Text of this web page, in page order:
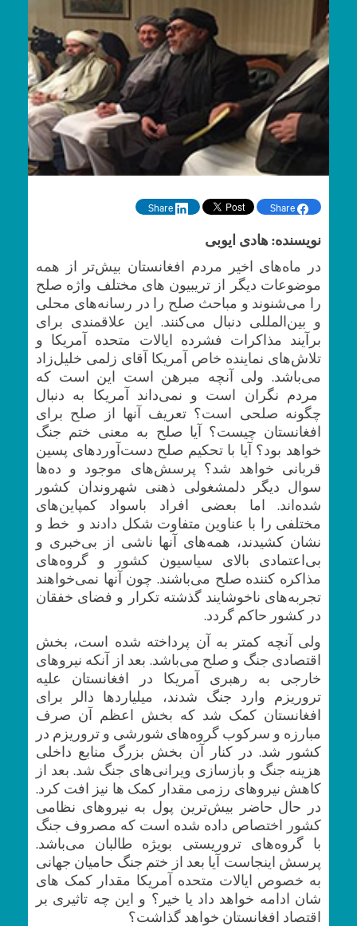
Share
Share
نویسنده: هادی ایوبی
در ماه‌های اخیر مردم افغانستان بیش‌تر از همه
موضوعات دیگر از تریبیون های مختلف واژه صلح
را می‌شنوند و مباحث صلح را در رسانه‌های محلی
و بین‌المللی دنبال می‌کنند. این علاقمندی برای
برآیند مذاکرات فشرده ایالات متحده آمریکا و
تلاش‌های نماینده خاص آمریکا آقای زلمی خلیل‌زاد
می‌باشد. ولی آنچه مبرهن است این است که
مردم نگران است و نمی‌داند آمریکا به دنبال
چگونه صلحی است؟ تعریف آنها از صلح برای
افغانستان چیست؟ آیا صلح به معنی ختم جنگ
خواهد بود؟ آیا با تحکیم صلح دست‌آوردهای پسین
قربانی خواهد شد؟ پرسش‌های موجود و ده‌ها
سوال دیگر دلمشغولی ذهنی شهروندان کشور
شده‌اند. اما بعضی افراد باسواد کمپاین‌های
مختلفی را با عناوین متفاوت شکل دادند و خط و
نشان کشیدند، همه‌های آنها ناشی از بی‌خبری و
بی‌اعتمادی بالای سیاسیون کشور و گروه‌های
مذاکره کننده صلح می‌باشند. چون آنها نمی‌خواهند
تجربه‎‌های ناخوشایند گذشته تکرار و فضای خفقان
در کشور حاکم گردد.
ولی آنچه کمتر به آن پرداخته شده است، بخش
اقتصادی جنگ و صلح می‌باشد. بعد از آنکه نیروهای
خارجی به رهبری آمریکا در افغانستان علیه
تروریزم وارد جنگ شدند، میلیاردها دالر برای
افغانستان کمک شد که بخش اعظم آن‌ صرف
مبارزه و سرکوب گروه‌های شورشی و تروریزم در
کشور شد. در کنار آن بخش بزرگ منابع داخلی
هزینه جنگ و بازسازی ویرانی‌های جنگ شد. بعد از
کاهش نیروهای رزمی مقدار کمک ها نیز افت کرد.
در حال حاضر بیش‌ترین پول به نیروهای نظامی
کشور اختصاص داده شده است که مصروف جنگ
با گروه‌های تروریستی بویژه طالبان می‌باشد.
پرسش اینجاست آیا بعد از ختم جنگ حامیان جهانی
به خصوص ایالات متحده آمریکا مقدار کمک های
شان ادامه خواهد داد یا خیر؟ و این چه تاثیری بر
اقتصاد افغانستان خواهد گذاشت؟